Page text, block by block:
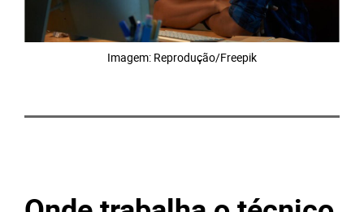
Imagem: Reprodução/Freepik